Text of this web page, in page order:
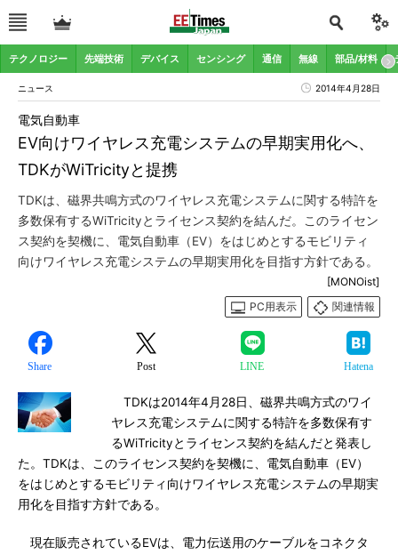
テクノロジー 先端技術 デバイス センシング 通信 無線 部品/材料
ニュース 2014年4月28日
EV向けワイヤレス充電システムの早期実用化へ、
TDKがWiTricityと提携
電気自動車
TDKは、磁界共鳴方式のワイヤレス充電システムに関する特許を
多数保有するWiTricityとライセンス契約を結んだ。このライセン
ス契約を契機に、電気自動車（EV）をはじめとするモビリティ
向けワイヤレス充電システムの早期実用化を目指す方針である。
[MONOist]
PC用表示
関連情報
Share Post LINE Hatena
TDKは2014年4月28日、磁界共鳴方式のワイ
ヤレス充電システムに関する特許を多数保有す
るWiTricityとライセンス契約を結んだと発表し
た。TDKは、このライセンス契約を契機に、電気自動車（EV）
をはじめとするモビリティ向けワイヤレス充電システムの早期実
用化を目指す方針である。
現在販売されているEVは、電力伝送用のケーブルをコネクタ